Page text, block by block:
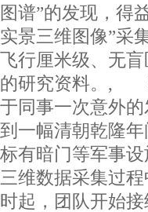
图谱”的发现，得
实景三维图像”采
飞行厘米级、无
的研究资料。,
于同事一次意外
到一幅清朝乾隆
标有暗门等军事
三维数据采集过
时起，团队开始